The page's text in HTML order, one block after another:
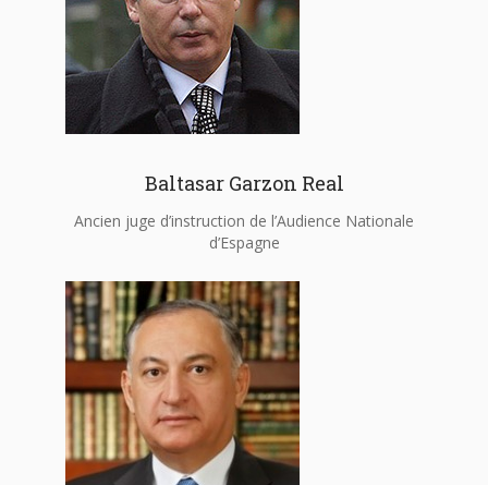
Baltasar Garzon Real
Ancien juge d’instruction de l’Audience Nationale
d’Espagne